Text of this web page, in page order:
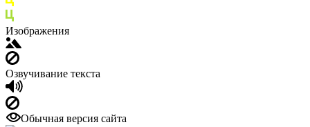
Изображения
Озвучивание текста
Обычная версия сайта